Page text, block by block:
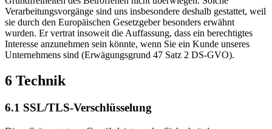
Verarbeitungsvorgänge sind uns insbesondere deshalb gestattet, weil
sie durch den Europäischen Gesetzgeber besonders erwähnt
wurden. Er vertrat insoweit die Auffassung, dass ein berechtigtes
Interesse anzunehmen sein könnte, wenn Sie ein Kunde unseres
Unternehmens sind (Erwägungsgrund 47 Satz 2 DS-GVO).
6 Technik
6.1 SSL/TLS-Verschlüsselung